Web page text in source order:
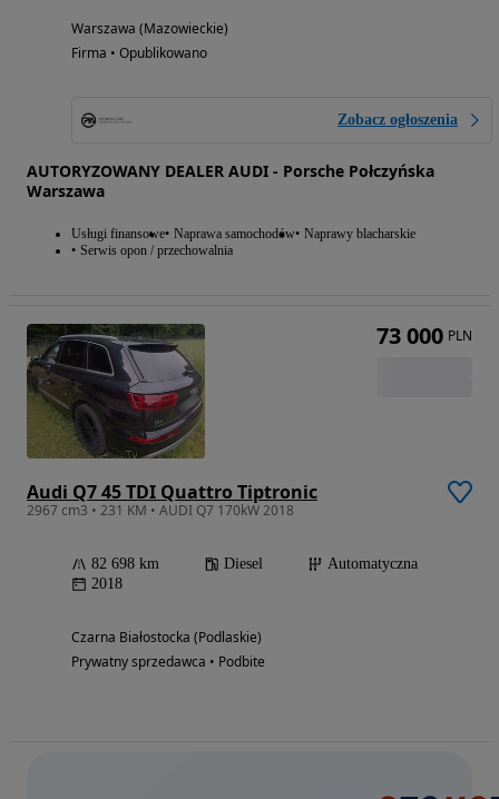
Warszawa (Mazowieckie)
Firma • Opublikowano
Zobacz ogłoszenia
AUTORYZOWANY DEALER AUDI - Porsche Połczyńska
Warszawa
Usługi finansowe Naprawa samochodów Naprawy blacharskie
Serwis opon / przechowalnia
Audi Q7 45 TDI Quattro Tiptronic
2967 cm3 • 231 KM • AUDI Q7 170kW 2018
82 698 km Diesel
Automatyczna
2018
Czarna Białostocka (Podlaskie)
Prywatny sprzedawca • Podbite
73 000 PLN